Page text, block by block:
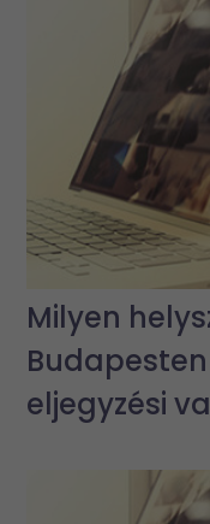
Milyen
eljegyzési